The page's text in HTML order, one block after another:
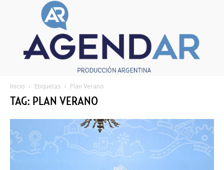
Inicio Etiquetas Plan Verano
TAG: PLAN VERANO